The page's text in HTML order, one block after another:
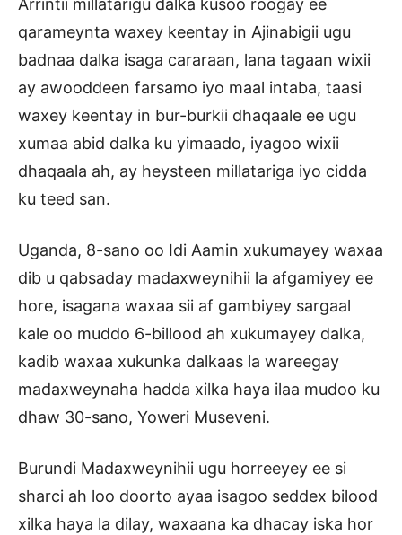
Arrintii millatarigu dalka kusoo roogay ee
qarameynta waxey keentay in Ajinabigii ugu
badnaa dalka isaga cararaan, lana tagaan wixii
ay awooddeen farsamo iyo maal intaba, taasi
waxey keentay in bur-burkii dhaqaale ee ugu
xumaa abid dalka ku yimaado, iyagoo wixii
dhaqaala ah, ay heysteen millatariga iyo cidda
ku teed san.
Uganda, 8-sano oo Idi Aamin xukumayey waxaa
dib u qabsaday madaxweynihii la afgamiyey ee
hore, isagana waxaa sii af gambiyey sargaal
kale oo muddo 6-billood ah xukumayey dalka,
kadib waxaa xukunka dalkaas la wareegay
madaxweynaha hadda xilka haya ilaa mudoo ku
dhaw 30-sano, Yoweri Museveni.
Burundi Madaxweynihii ugu horreeyey ee si
sharci ah loo doorto ayaa isagoo seddex bilood
xilka haya la dilay, waxaana ka dhacay iska hor